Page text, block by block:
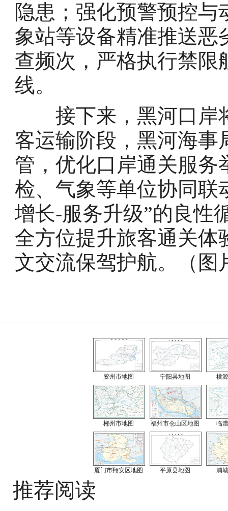
隐患；强化预警预控
象站等设备精准推送恶
查频次，严格执行禁限
线。
接下来，黑河口岸
客运输阶段，黑河海事
管，优化口岸通关服务
检、气象等单位协同联
增长-服务升级”的良性
全方位提升旅客通关体
文交流保驾护航。（图
胶州市地图 宁阳县地图 桃
郴州市地图 福州市仓山区地图 临
厦门市翔安区地图 平原县地图 浦
推荐阅读